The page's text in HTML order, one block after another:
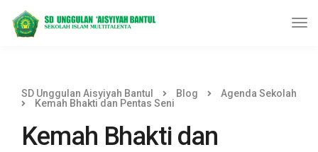
SD Unggulan Aisyiyah Bantul Blog
Agenda Sekolah
Kemah Bhakti dan Pentas Seni
Kemah Bhakti dan